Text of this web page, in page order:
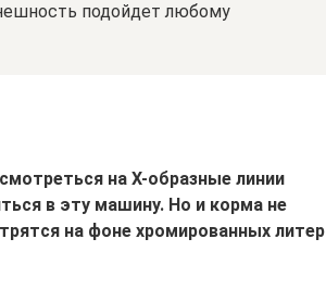
подойдет любому
на Х-образные линии
в эту машину. Но и корма не
на фоне хромированных литер